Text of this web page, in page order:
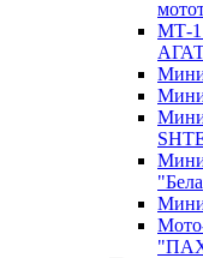
МТ-1